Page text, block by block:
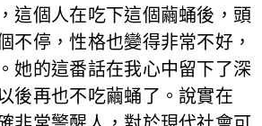
這個人在吃下這個繭蛹後，頭
不停，性格也變得非常不好，
她的這番話在我心中留下了深
後再也不吃繭蛹了。說實在